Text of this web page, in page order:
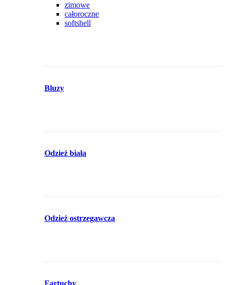
zimowe
całoroczne
softshell
Bluzy
Odzież biała
Odzież ostrzegawcza
Fartuchy